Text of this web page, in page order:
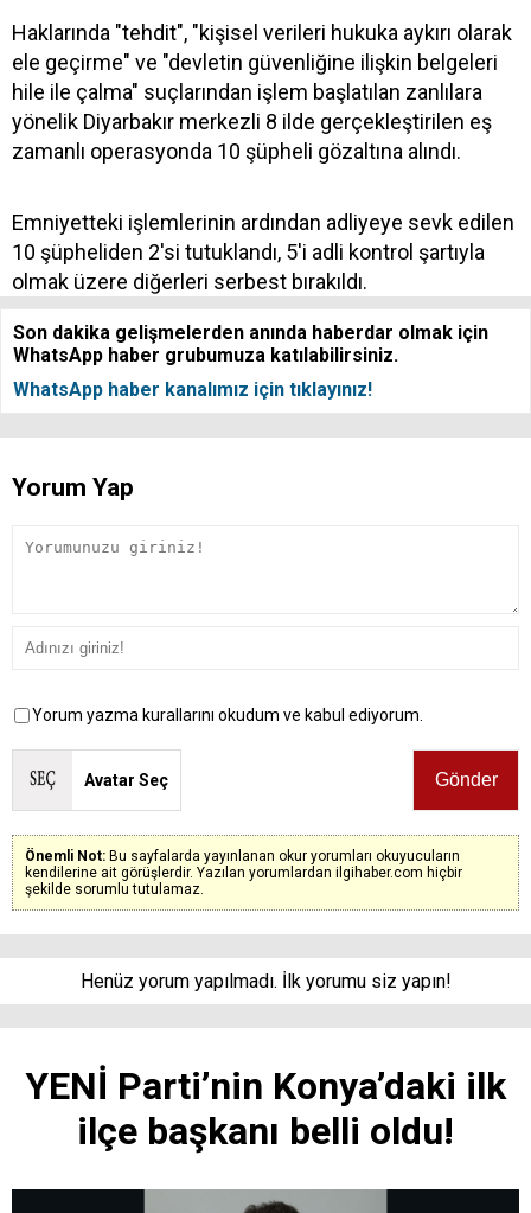
Haklarında "tehdit", "kişisel verileri hukuka aykırı olarak
ele geçirme" ve "devletin güvenliğine ilişkin belgeleri
hile ile çalma" suçlarından işlem başlatılan zanlılara
yönelik Diyarbakır merkezli 8 ilde gerçekleştirilen eş
zamanlı operasyonda 10 şüpheli gözaltına alındı.
Emniyetteki işlemlerinin ardından adliyeye sevk edilen
10 şüpheliden 2'si tutuklandı, 5'i adli kontrol şartıyla
olmak üzere diğerleri serbest bırakıldı.
Son dakika gelişmelerden anında haberdar olmak için
WhatsApp haber grubumuza katılabilirsiniz.
WhatsApp haber kanalımız için tıklayınız!
Yorum Yap
Yorum yazma kurallarını okudum ve kabul ediyorum.
Avatar Seç
Önemli Not: Bu sayfalarda yayınlanan okur yorumları okuyucuların
kendilerine ait görüşlerdir. Yazılan yorumlardan ilgihaber.com hiçbir
şekilde sorumlu tutulamaz.
Henüz yorum yapılmadı. İlk yorumu siz yapın!
YENİ Parti’nin Konya’daki ilk
ilçe başkanı belli oldu!